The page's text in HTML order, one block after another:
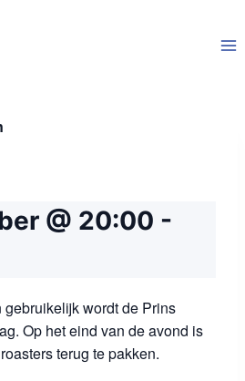
@ 20:00 -
wordt de Prins
Op het eind van de avond is
terug te pakken.